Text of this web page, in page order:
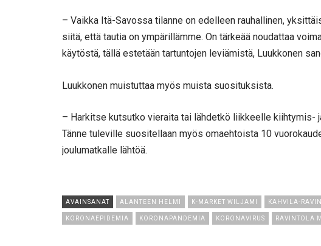
– Vaikka Itä-Savossa tilanne on edelleen rauhallinen,
siitä, että tautia on ympärillämme. On tärkeää noudattaa
käytöstä, tällä estetään tartuntojen leviämistä, Luukkonen
Luukkonen muistuttaa myös muista suosituksista.
– Harkitse kutsutko vieraita tai lähdetkö liikkeelle kiihtymis-
Tänne tuleville suositellaan myös omaehtoista 10
joulumatkalle lähtöä.
AVAINSANAT ALANTEEN HELMI K-MARKET WILJAMI KAHVILA-
KORONAEPIDEMIA KORONAPANDEMIA KORONAVIRUS RAVINTOLA